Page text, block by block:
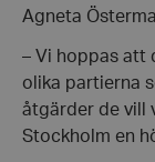
Agneta
– Vi hoppas att
olika partierna
åtgärder de vill
Stockholm en